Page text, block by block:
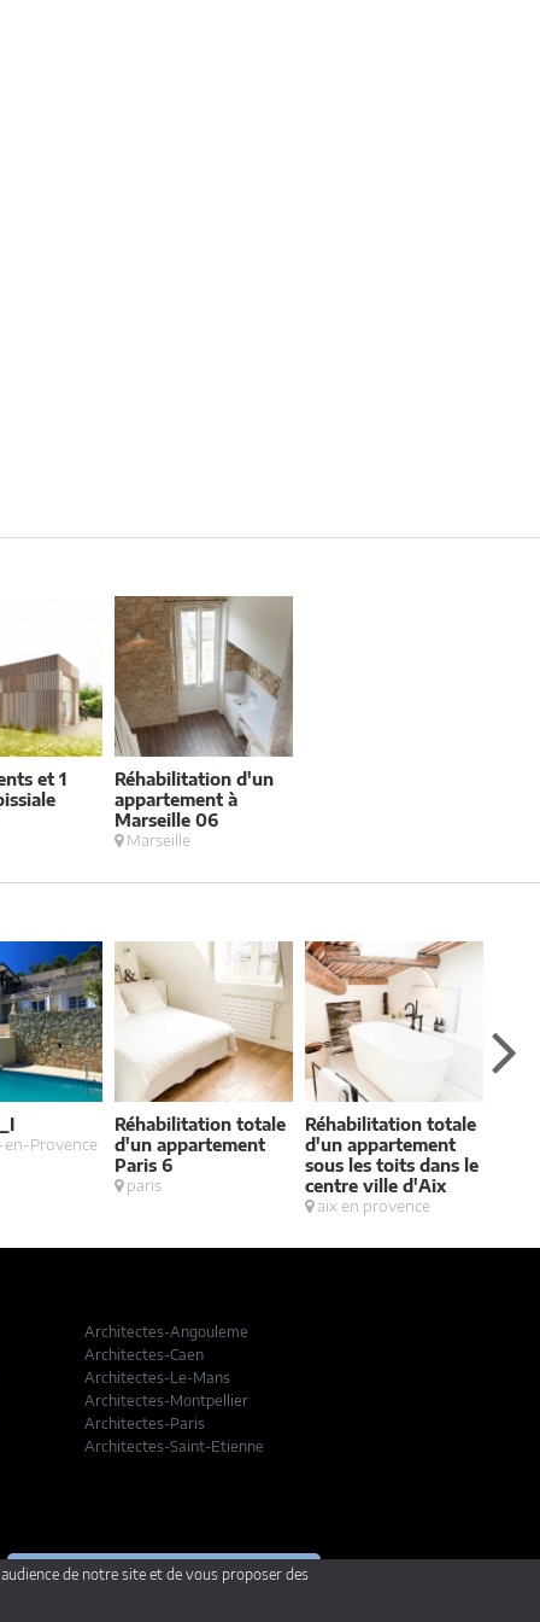
et 1
Réhabilitation d'un
appartement à
Marseille 06
Marseille
Provence
Réhabilitation totale
d'un appartement
Paris 6
paris
Réhabilitation totale
d'un appartement
sous les toits dans le
centre ville d'Aix
aix en provence
Architectes-Angouleme
Architectes-Caen
Architectes-Le-Mans
Architectes-Montpellier
Architectes-Paris
Architectes-Saint-Etienne
Je suis architecte
de notre site et de vous proposer des